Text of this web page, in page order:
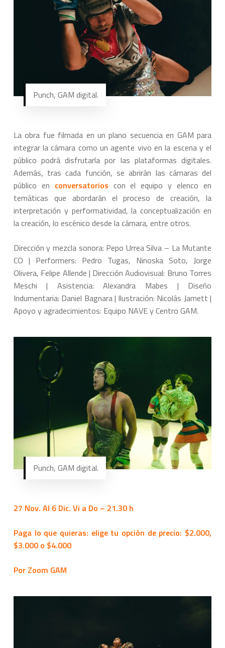
Punch, GAM digital.
La obra fue filmada en un plano secuencia en GAM para
integrar la cámara como un agente vivo en la escena y el
público podrá disfrutarla por las plataformas digitales.
Además, tras cada función, se abrirán las cámaras del
público en conversatorios con el equipo y elenco en
temáticas que abordarán el proceso de creación, la
interpretación y performatividad, la conceptualización en
la creación, lo escénico desde la cámara, entre otros.
Dirección y mezcla sonora: Pepo Urrea Silva – La Mutante
CO | Performers: Pedro Tugas, Ninoska Soto, Jorge
Olivera, Felipe Allende | Dirección Audiovisual: Bruno Torres
Meschi | Asistencia: Alexandra Mabes | Diseño
Indumentaria: Daniel Bagnara | Ilustración: Nicolás Jamett |
Apoyo y agradecimientos: Equipo NAVE y Centro GAM.
Punch, GAM digital.
27 Nov. Al 6 Dic. Vi a Do – 21.30 h
Paga lo que quieras: elige tu opción de precio: $2.000,
$3.000 o $4.000
Por Zoom GAM